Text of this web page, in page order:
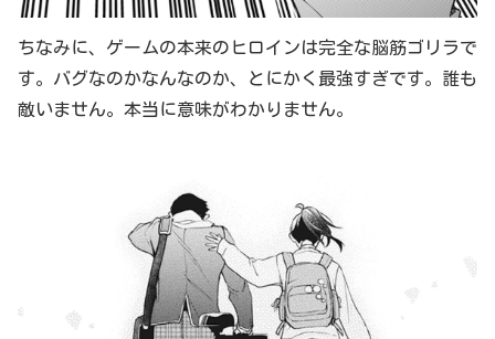
ちなみに、ゲームの本来のヒロインは完全な脳筋ゴリラで
す。バグなのかなんなのか、とにかく最強すぎです。誰も
敵いません。本当に意味がわかりません。